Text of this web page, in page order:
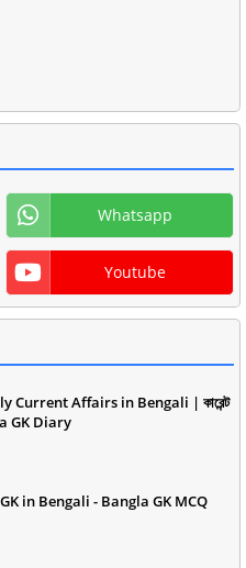
Whatsapp
Youtube
Current Affairs in Bengali | কারেন্ট
GK Diary
- GK in Bengali - Bangla GK MCQ